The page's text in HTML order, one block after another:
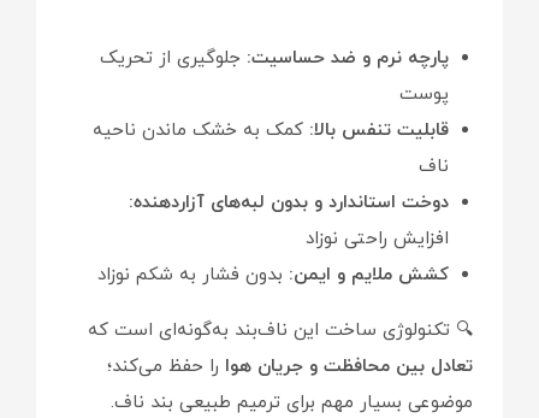
پارچه نرم و ضد حساسیت: جلوگیری از تحریک
پوست
قابلیت تنفس بالا: کمک به خشک ماندن ناحیه
ناف
دوخت استاندارد و بدون لبه‌های آزاردهنده:
افزایش راحتی نوزاد
کشش ملایم و ایمن: بدون فشار به شکم نوزاد
🔍 تکنولوژی ساخت این ناف‌بند به‌گونه‌ای است که
تعادل بین محافظت و جریان هوا را حفظ می‌کند؛
موضوعی بسیار مهم برای ترمیم طبیعی بند ناف.